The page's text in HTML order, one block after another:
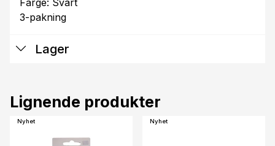
3-pakning
Lager
Lignende produkter
Nyhet Nyhet